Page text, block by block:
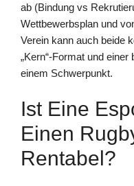
ab (Bindung vs
Wettbewerbsplan und
Verein kann auch beide
„Kern“-Format und
einem Schwerpunkt.
Ist Eine
Einen
Rentabel?